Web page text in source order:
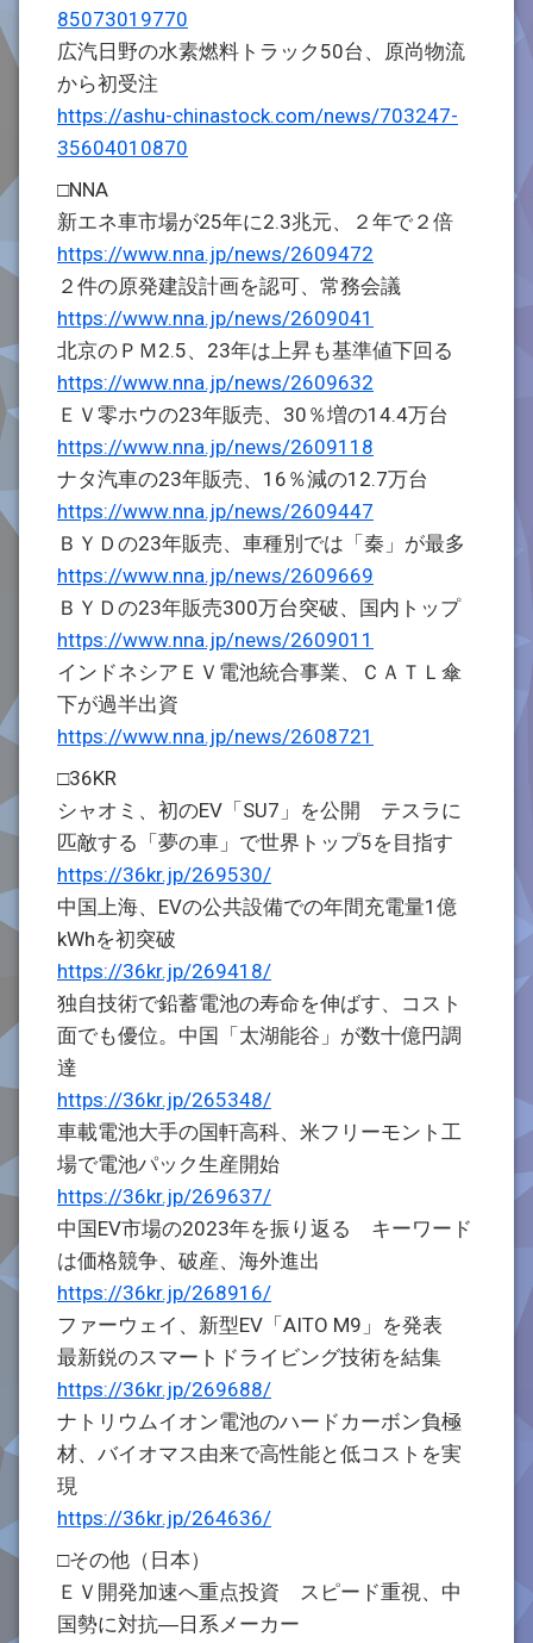
85073019770
広汽日野の水素燃料トラック50台、原尚物流
から初受注
https://ashu-chinastock.com/news/703247-
35604010870
□NNA
新エネ車市場が25年に2.3兆元、２年で２倍
https://www.nna.jp/news/2609472
２件の原発建設計画を認可、常務会議
https://www.nna.jp/news/2609041
北京のＰＭ2.5、23年は上昇も基準値下回る
https://www.nna.jp/news/2609632
ＥＶ零ホウの23年販売、30％増の14.4万台
https://www.nna.jp/news/2609118
ナタ汽車の23年販売、16％減の12.7万台
https://www.nna.jp/news/2609447
ＢＹＤの23年販売、車種別では「秦」が最多
https://www.nna.jp/news/2609669
ＢＹＤの23年販売300万台突破、国内トップ
https://www.nna.jp/news/2609011
インドネシアＥＶ電池統合事業、ＣＡＴＬ傘
下が過半出資
https://www.nna.jp/news/2608721
□36KR
シャオミ、初のEV「SU7」を公開 テスラに
匹敵する「夢の車」で世界トップ5を目指す
https://36kr.jp/269530/
中国上海、EVの公共設備での年間充電量1億
kWhを初突破
https://36kr.jp/269418/
独自技術で鉛蓄電池の寿命を伸ばす、コスト
面でも優位。中国「太湖能谷」が数十億円調
達
https://36kr.jp/265348/
車載電池大手の国軒高科、米フリーモント工
場で電池パック生産開始
https://36kr.jp/269637/
中国EV市場の2023年を振り返る キーワード
は価格競争、破産、海外進出
https://36kr.jp/268916/
ファーウェイ、新型EV「AITO M9」を発表
最新鋭のスマートドライビング技術を結集
https://36kr.jp/269688/
ナトリウムイオン電池のハードカーボン負極
材、バイオマス由来で高性能と低コストを実
現
https://36kr.jp/264636/
□その他（日本）
ＥＶ開発加速へ重点投資 スピード重視、中
国勢に対抗―日系メーカー